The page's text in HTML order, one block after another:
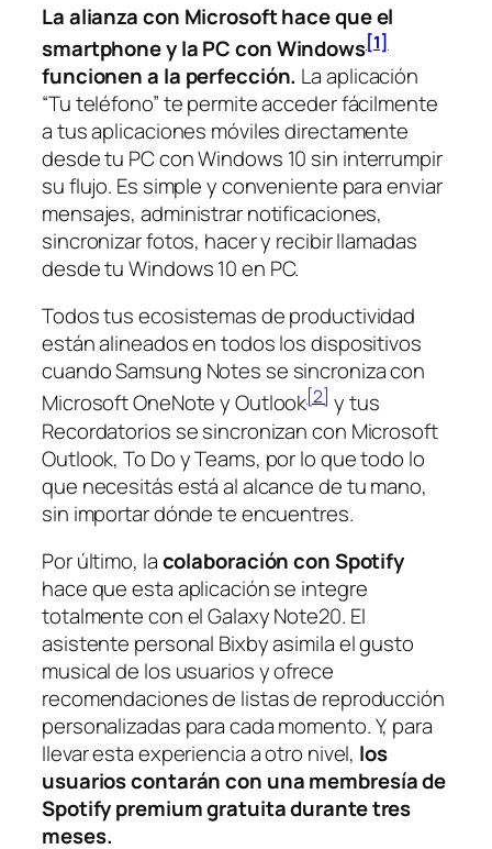
La alianza con Microsoft hace que el
smartphone y la PC con Windows[1]
funcionen a la perfección. La aplicación
“Tu teléfono” te permite acceder fácilmente
a tus aplicaciones móviles directamente
desde tu PC con Windows 10 sin interrumpir
su flujo. Es simple y conveniente para enviar
mensajes, administrar notificaciones,
sincronizar fotos, hacer y recibir llamadas
desde tu Windows 10 en PC.
Todos tus ecosistemas de productividad
están alineados en todos los dispositivos
cuando Samsung Notes se sincroniza con
Microsoft OneNote y Outlook[2] y tus
Recordatorios se sincronizan con Microsoft
Outlook, To Do y Teams, por lo que todo lo
que necesitás está al alcance de tu mano,
sin importar dónde te encuentres.
Por último, lacolaboración con Spotify
hace que esta aplicación se integre
totalmente con el Galaxy Note20. El
asistente personal Bixby asimila el gusto
musical de los usuarios y ofrece
recomendaciones de listas de reproducción
personalizadas para cada momento. Y, para
llevar esta experiencia a otro nivel, los
usuarios contarán con una membresía de
Spotify premium gratuita durante tres
meses.